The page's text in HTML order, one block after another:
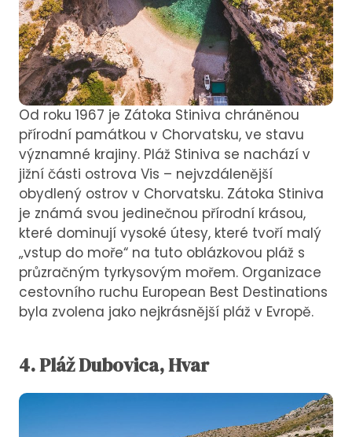
Od roku 1967 je Zátoka Stiniva chráněnou
přírodní památkou v Chorvatsku, ve stavu
významné krajiny. Pláž Stiniva se nachází v
jižní části ostrova Vis – nejvzdálenější
obydlený ostrov v Chorvatsku. Zátoka Stiniva
je známá svou jedinečnou přírodní krásou,
které dominují vysoké útesy, které tvoří malý
„vstup do moře“ na tuto oblázkovou pláž s
průzračným tyrkysovým mořem. Organizace
cestovního ruchu European Best Destinations
byla zvolena jako nejkrásnější pláž v Evropě.
4.PlážDubovica, Hvar